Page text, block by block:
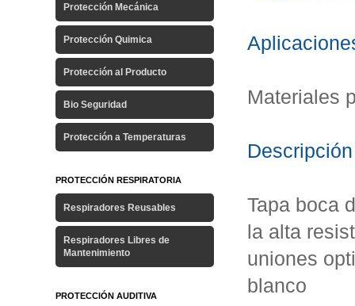
Materiales
Tapa boca
la alta
uniones
blanco
Protección Mecánica
Protección Quimica
Protección al Producto
Bio Seguridad
Protección a Temperaturas
PROTECCIÓN RESPIRATORIA
Respiradores Reusables
Respiradores Libres de
Mantenimiento
PROTECCIÓN AUDITIVA